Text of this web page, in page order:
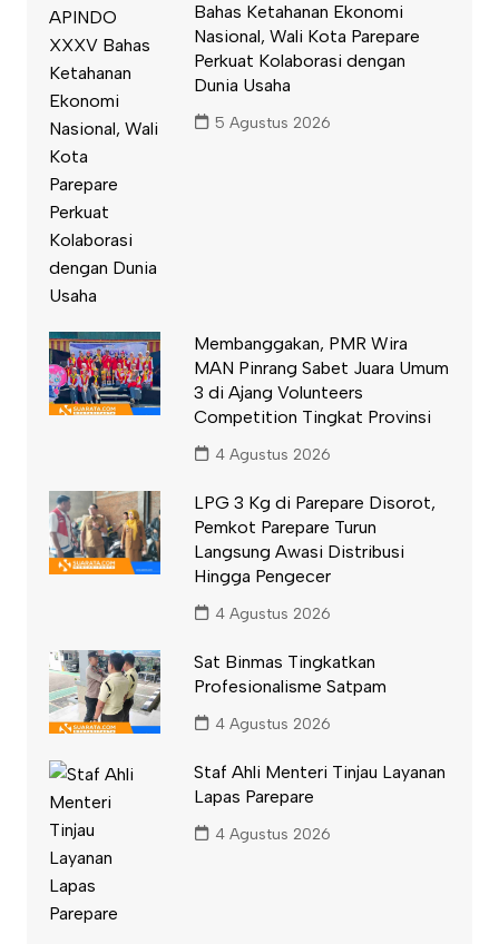
Bahas Ketahanan Ekonomi
Nasional, Wali Kota Parepare
Perkuat Kolaborasi dengan
Dunia Usaha
5 Agustus 2026
Membanggakan, PMR Wira
MAN Pinrang Sabet Juara Umum
3 di Ajang Volunteers
Competition Tingkat Provinsi
4 Agustus 2026
LPG 3 Kg di Parepare Disorot,
Pemkot Parepare Turun
Langsung Awasi Distribusi
Hingga Pengecer
4 Agustus 2026
Sat Binmas Tingkatkan
Profesionalisme Satpam
4 Agustus 2026
Staf Ahli Menteri Tinjau Layanan
Lapas Parepare
4 Agustus 2026